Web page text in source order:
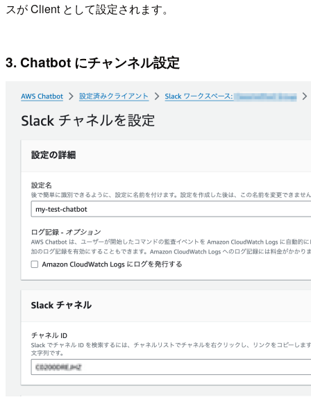
スが Client として設定されます。
3. Chatbot にチャンネル設定